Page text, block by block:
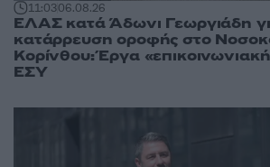
11:0306.08.26
ΕΛΑΣ κατά Άδωνι Γεωργιάδη
κατάρρευση οροφής στο
Κορίνθου: Έργα
ΕΣΥ